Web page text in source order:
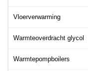
Vloerverwarming
Warmteoverdracht glycol
Warmtepompboilers